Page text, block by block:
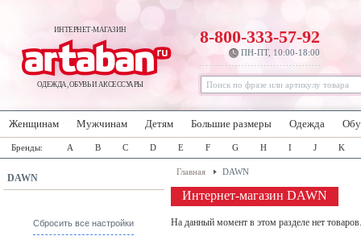
ИНТЕРНЕТ-МАГАЗИН
ОДЕЖДА, ОБУВЬ И АКСЕССУАРЫ
8-800-333-57-92
ПН-ПТ, 10:00-18:00
Женщинам Мужчинам Детям Большие размеры Одежда
Бренды: A B C D E F G H I J K
DAWN
Сбросить все настройки
Главная DAWN
Интернет-магазин DAWN
На данный момент в этом разделе нет